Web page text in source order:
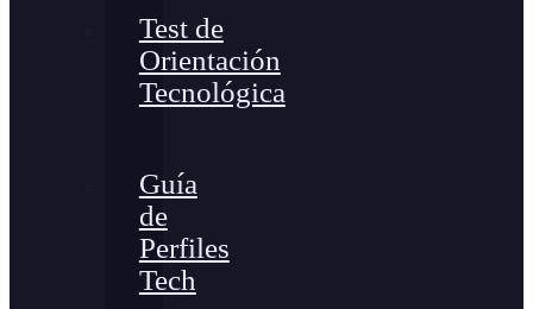
Test de
Orientación
Tecnológica
Guía
de
Perfiles
Tech